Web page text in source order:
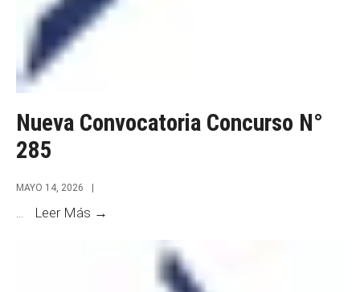
Nueva Convocatoria Concurso N°
285
MAYO 14, 2026 |
Leer Más →
Concurso